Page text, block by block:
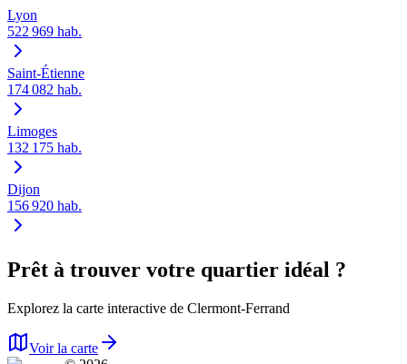
Lyon
522 969 hab.
Saint-Étienne
174 082 hab.
Limoges
132 175 hab.
Dijon
156 920 hab.
Prêt à trouver votre quartier idéal ?
Explorez la carte interactive de Clermont-Ferrand
Voir la carte